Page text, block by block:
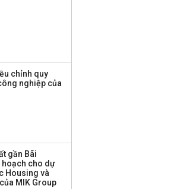
chỉnh quy
nghiệp của
gần Bãi
cho dự
Housing và
MIK Group